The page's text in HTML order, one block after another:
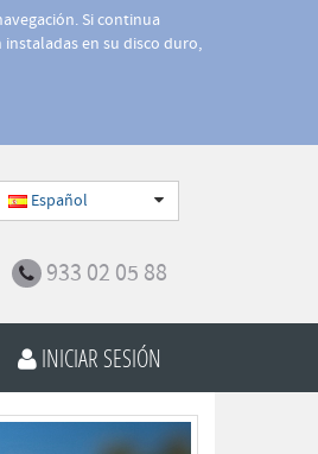
Si continua
en su disco duro,
Español
933 02 05 88
INICIAR SESIÓN
Siguiente